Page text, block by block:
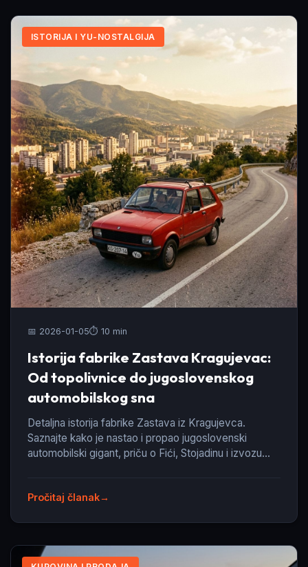
ISTORIJA I YU-NOSTALGIJA
📅 2026-01-05⏱️ 10 min
Istorija fabrike Zastava Kragujevac:
Od topolivnice do jugoslovenskog
automobilskog sna
Detaljna istorija fabrike Zastava iz Kragujevca.
Saznajte kako je nastao i propao jugoslovenski
automobilski gigant, priču o Fići, Stojadinu i izvozu
Pročitaj članak